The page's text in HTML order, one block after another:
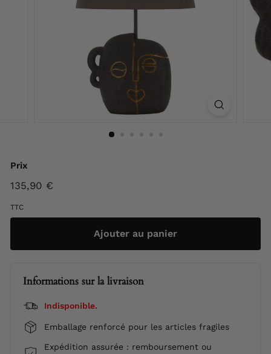
Prix
Prix
135,90 €
TTC
Ajouter au panier
Informations sur la livraison
Indisponible.
Emballage renforcé pour les articles fragiles
Expédition assurée : remboursement ou